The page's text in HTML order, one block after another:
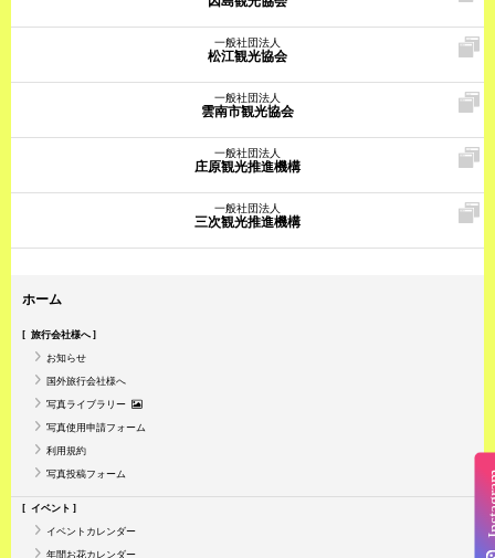
一般社団法人
松江観光協会
一般社団法人
雲南市観光協会
一般社団法人
庄原観光推進機構
一般社団法人
三次観光推進機構
ホーム
旅行会社様へ
お知らせ
国外旅行会社様へ
写真ライブラリー
写真使用申請フォーム
利用規約
写真投稿フォーム
イベント
イベントカレンダー
年間お花カレンダー